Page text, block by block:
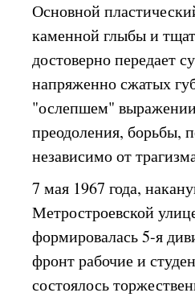
Основной
каменной глыбы и
достоверно передает
напряженно сжатых
"ослепшем" выражении
преодоления, борьбы,
независимо от
7 мая 1967 года,
Метростроевской
формировалась 5-я
фронт рабочие и
состоялось